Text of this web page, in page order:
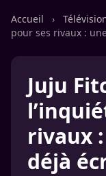
Accueil ›
pour ses rivaux :
Juju
rivaux
déjà